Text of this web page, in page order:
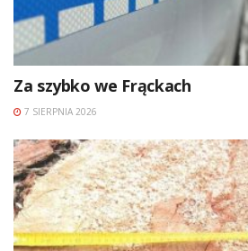
Za szybko we Frąckach
7 SIERPNIA 2026